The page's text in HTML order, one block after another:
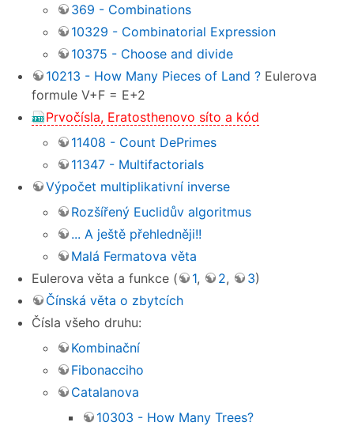
369 - Combinations
10329 - Combinatorial Expression
10375 - Choose and divide
10213 - How Many Pieces of Land ? Eulerova
formule V+F = E+2
Prvočísla, Eratosthenovo síto a kód
11408 - Count DePrimes
11347 - Multifactorials
Výpočet multiplikativní inverse
Rozšířený Euclidův algoritmus
... A ještě přehledněji!!
Malá Fermatova věta
Eulerova věta a funkce (
1, 2, 3)
Čínská věta o zbytcích
Čísla všeho druhu:
Kombinační
Fibonacciho
Catalanova
10303 - How Many Trees?